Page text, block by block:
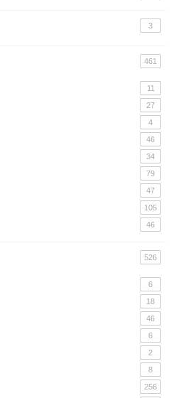
3
461
11
27
4
46
34
79
47
105
46
526
6
18
46
6
2
8
256